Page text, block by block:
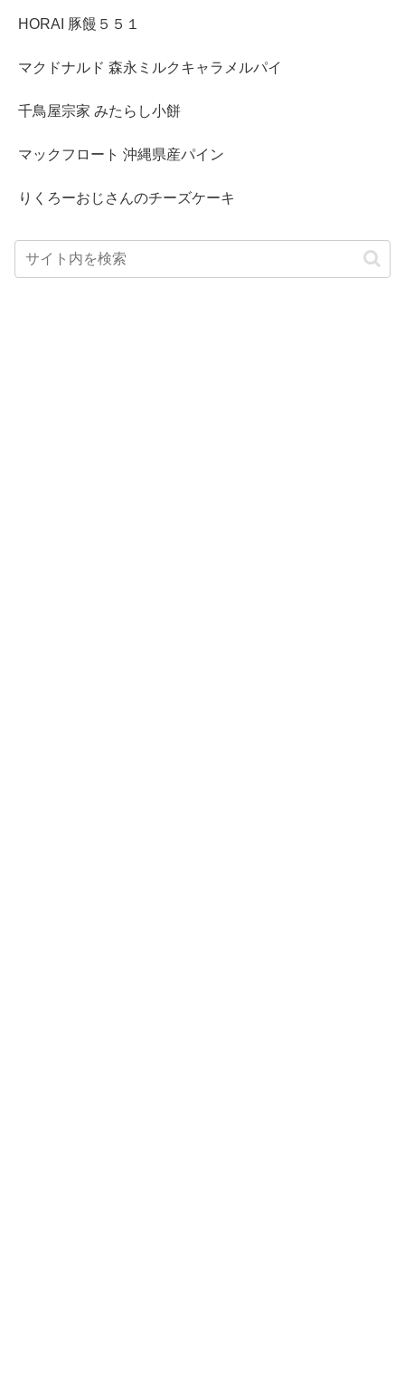
HORAI 豚饅５５１
マクドナルド 森永ミルクキャラメルパイ
千鳥屋宗家 みたらし小餅
マックフロート 沖縄県産パイン
りくろーおじさんのチーズケーキ